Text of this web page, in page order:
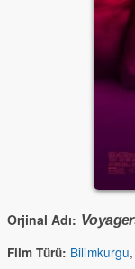
Orjinal Adı:
Film Türü: Bilimkurgu,